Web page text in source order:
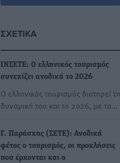
ΣΧΕΤΙΚΆ
ΙΝΣΕΤΕ: Ο ελληνικός τουρισμός
συνεχίζει ανοδικά το 2026
Ο ελληνικός τουρισμός διατηρεί τη
δυναμική του και το 2026, με τα…
Γ. Παράσχης (ΣΕΤΕ): Ανοδικά
φέτος ο τουρισμός, οι προκλήσεις
που έρχονται και ο